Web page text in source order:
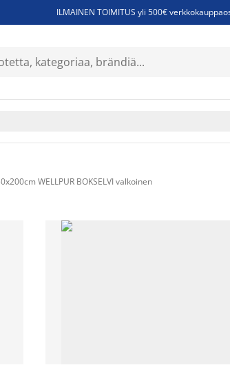
ILMAINEN TOIMITUS yli 500€
Sijauspatjoja - Säästä jopa
WELLPUR BOKSELVI valkoinen